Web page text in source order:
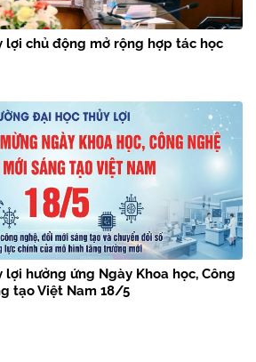
lợi chủ động mở rộng hợp tác học
lợi hưởng ứng Ngày Khoa học, Công
tạo Việt Nam 18/5